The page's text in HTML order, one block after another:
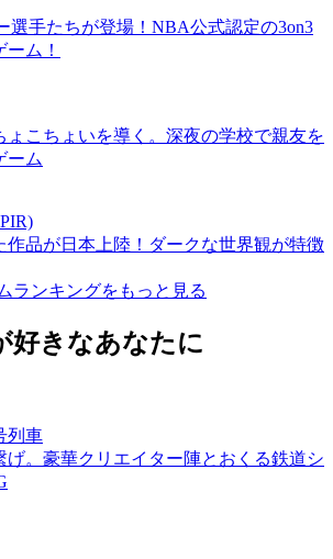
選手たちが登場！NBA公式認定の3on3
ム！
ょこちょいを導く。深夜の学校で親友を
ーム
作品が日本上陸！ダークな世界観が特徴
ランキングをもっと見る
好きなあなたに
列車
げ。豪華クリエイター陣とおくる鉄道シ